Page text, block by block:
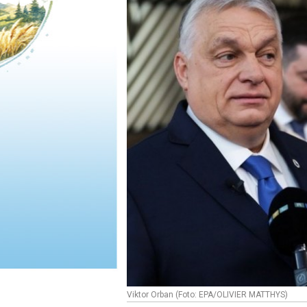
Viktor Orban (Foto: EPA/OLIVIER MATTHYS)